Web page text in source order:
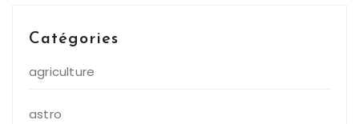
Catégories
agriculture
astro